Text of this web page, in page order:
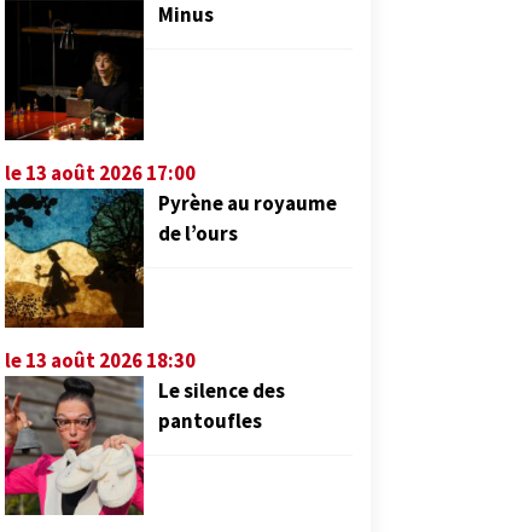
Minus
le 13 août 2026 17:00
Pyrène au royaume
de l’ours
le 13 août 2026 18:30
Le silence des
pantoufles